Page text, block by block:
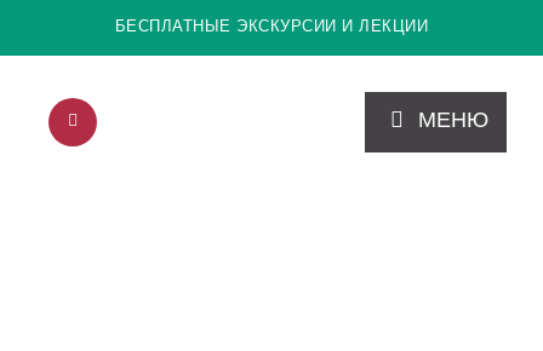
БЕСПЛАТНЫЕ ЭКСКУРСИИ И ЛЕКЦИИ
МЕНЮ